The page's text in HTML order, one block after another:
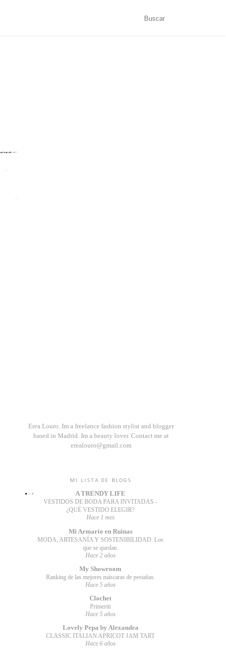
Erea Louro. Im a freelance fashion stylist and blogger
based in Madrid. Im a beauty lover. Contact me at
erealouro@gmail.com
MI LISTA DE BLOGS
A TRENDY LIFE
VESTIDOS DE BODA PARA INVITADAS -
¿QUÉ VESTIDO ELEGIR?
Hace 1 mes
Mi Armario en Ruinas
MODA, ARTESANÍA Y SOSTENIBILIDAD: Los
que se quedan.
Hace 2 años
My Showroom
Ranking de las mejores máscaras de pestañas.
Hace 5 años
Clochet
Primeriti
Hace 5 años
Lovely Pepa by Alexandra
CLASSIC ITALIAN APRICOT JAM TART
Hace 6 años